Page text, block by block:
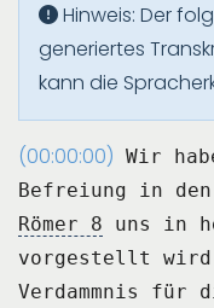
Hinweis: Der
generiertes
kann die
(00:00:00) Wir
Befreiung in
Römer 8 uns in
vorgestellt
Verdammnis